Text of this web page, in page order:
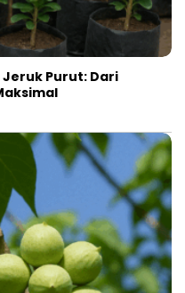
Purut: Dari